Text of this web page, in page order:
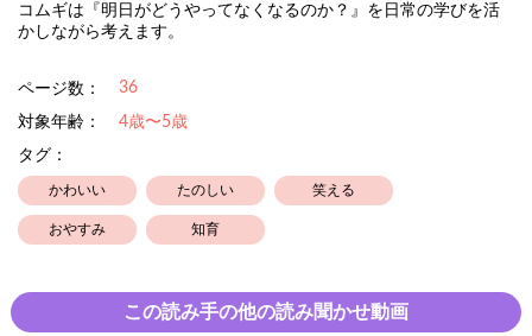
コムギは『明日がどうやってなくなるのか？』を日常の学びを活
かしながら考えます。
ページ数： 36
対象年齢：
4歳〜5歳
タグ：
かわいい たのしい 笑える
おやすみ 知育
この読み手の他の読み聞かせ動画